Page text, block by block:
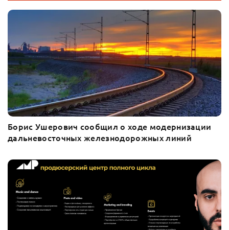
Борис Ушерович сообщил о ходе модернизации
дальневосточных железнодорожных линий